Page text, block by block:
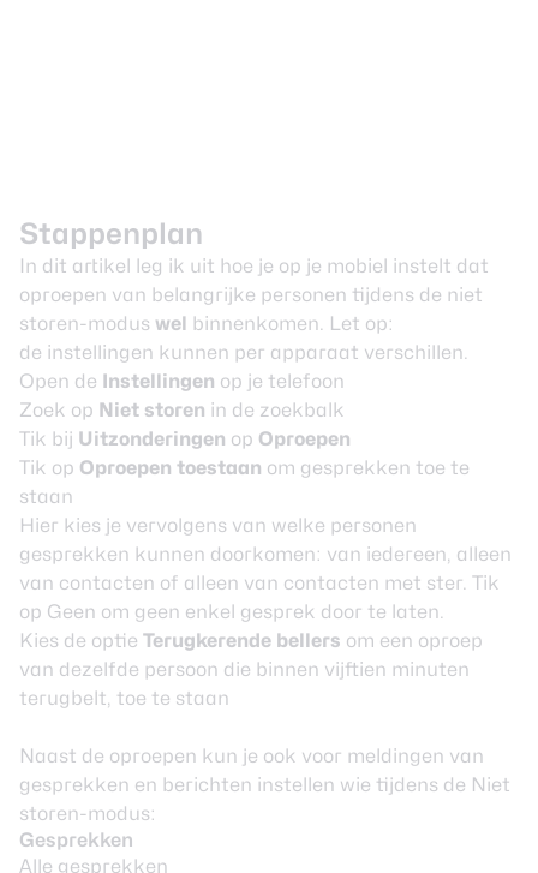
Stappenplan
In dit artikel leg ik uit hoe je op je mobiel instelt dat
oproepen van belangrijke personen tijdens de niet
storen-modus wel binnenkomen. Let op:
de instellingen kunnen per apparaat verschillen.
Open de Instellingen op je telefoon
Zoek op Niet storen in de zoekbalk
Tik bij Uitzonderingen op Oproepen
Tik op Oproepen toestaan om gesprekken toe te
staan
Hier kies je vervolgens van welke personen
gesprekken kunnen doorkomen: van iedereen, alleen
van contacten of alleen van contacten met ster. Tik
op Geen om geen enkel gesprek door te laten.
Kies de optie Terugkerende bellers om een oproep
van dezelfde persoon die binnen vijftien minuten
terugbelt, toe te staan
Naast de oproepen kun je ook voor meldingen van
gesprekken en berichten instellen wie tijdens de Niet
storen-modus:
Gesprekken
Alle gesprekken